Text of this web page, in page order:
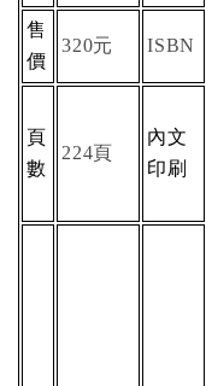
售
價
320元 ISBN
頁
數
224頁
內文
印刷